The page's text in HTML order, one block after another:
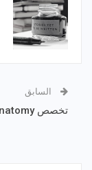
السابق
تخصص Anatomy